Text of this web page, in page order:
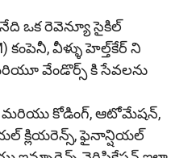
ఒక రెవెన్యూ సైకిల్
వీళ్ళు హెల్త్‌కేర్ ని
వేండొర్స్ కి సేవలను
మరియు కోడింగ్, ఆటోమేషన్,
క్లియరెన్స్, ఫైనాన్షియల్